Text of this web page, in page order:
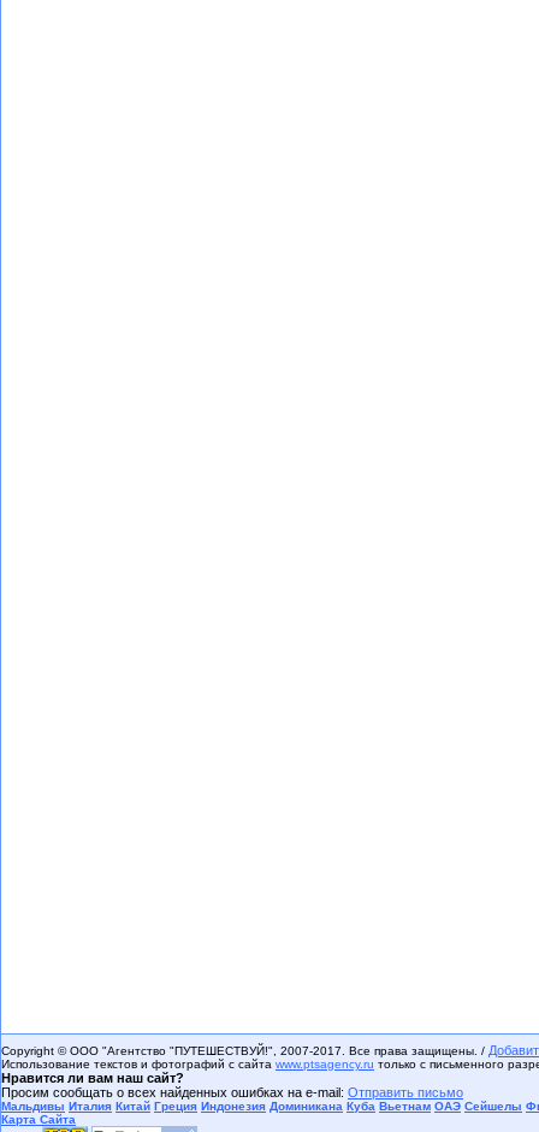
Copyright © ООО "Агентство "ПУТЕШЕСТВУЙ!", 2007-2017. Все права защищены. /
Использование текстов и фотографий с сайта www.ptsagency.ru только с письменного
Нравится ли вам наш сайт?
Просим сообщать о всех найденных ошибках на e-mail: Отправить письмо
Мальдивы Италия Китай Греция Индонезия Доминикана Куба Вьетнам ОАЭ Сейшелы
Карта Сайта